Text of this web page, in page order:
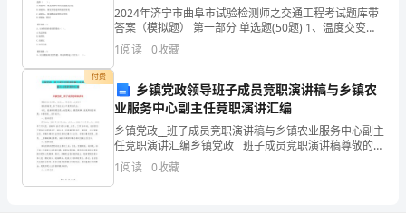
泄、
湿、
2024年济宁市曲阜市试验检测师之交通工程考试题库带
答案（模拟题） 第一部分 单选题(50题) 1、温度交变试
验用于评价电子元件、设备和其他产品经受环境温度迅
速变化的能力。请依据国家标准《环境试
1阅读 0收藏
付费
乡镇党政领导班子成员竞职演讲稿与乡镇农
业服务中心副主任竞职演讲汇编
乡镇党政__班子成员竞职演讲稿与乡镇农业服务中心副主
任竞职演讲汇编乡镇党政__班子成员竞职演讲稿尊敬的各
位评委、各位__、同志们：大家好!首先感谢党__给了我
这次公平竞职的机会。今天，我演讲的题目是：
1阅读 0收藏